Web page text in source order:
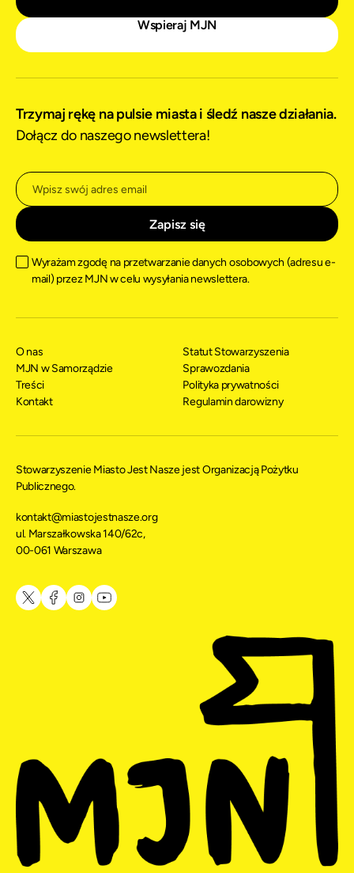
Wspieraj MJN
Trzymaj rękę na pulsie miasta i śledź nasze działania.
Dołącz do naszego newslettera!
Wyrażam zgodę na przetwarzanie danych osobowych (adresu e-
mail) przez MJN w celu wysyłania newslettera.
Stowarzyszenie Miasto Jest Nasze jest Organizacją Pożytku
Publicznego.
kontakt@miastojestnasze.org
ul. Marszałkowska 140/62c,
00-061 Warszawa
O nas
MJN w Samorządzie
Treści
Kontakt
Statut Stowarzyszenia
Sprawozdania
Polityka prywatności
Regulamin darowizny